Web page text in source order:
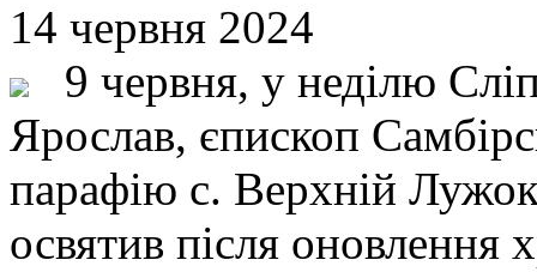
14 червня 2024
9 червня, у неділю
Ярослав, єпископ
парафію с. Верхній
освятив після